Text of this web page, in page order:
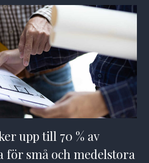
upp till 70 % av
för små och medelstora